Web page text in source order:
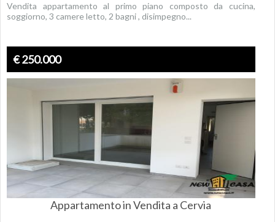
Vendita appartamento al primo piano composto da cucina,
soggiorno, 3 camere letto, 2 bagni , disimpegno...
€ 250.000
Appartamento in Vendita a Cervia